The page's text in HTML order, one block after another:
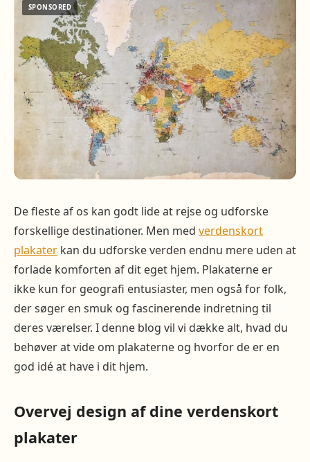
De fleste af os kan godt lide at rejse og udforske
forskellige destinationer. Men med verdenskort
plakater kan du udforske verden endnu mere uden at
forlade komforten af ​​dit eget hjem. Plakaterne er
ikke kun for geografi entusiaster, men også for folk,
der søger en smuk og fascinerende indretning til
deres værelser. I denne blog vil vi dække alt, hvad du
behøver at vide om plakaterne og hvorfor de er en
god idé at have i dit hjem.
Overvej design af dine verdenskort
plakater